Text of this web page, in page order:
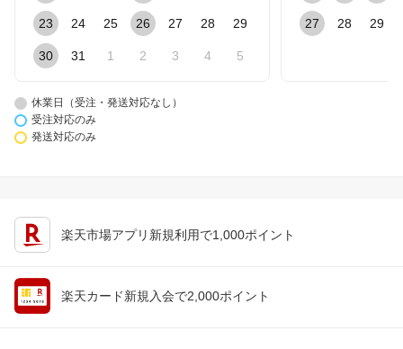
23 24 25 26 27 28 29
30 31 1 2 3 4 5
27 28 29
休業日（受注・発送対応なし）
受注対応のみ
発送対応のみ
楽天市場アプリ新規利用で1,000ポイント
楽天カード新規入会で2,000ポイント